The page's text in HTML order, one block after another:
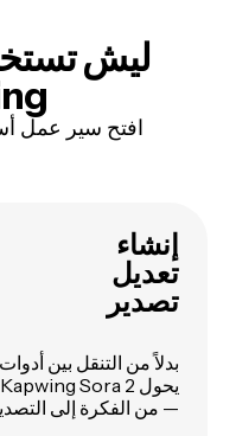
افتح سير عمل
إنشاء
تعديل
تصدير
بدلاً من التنقل بين
— من الفكرة إلى